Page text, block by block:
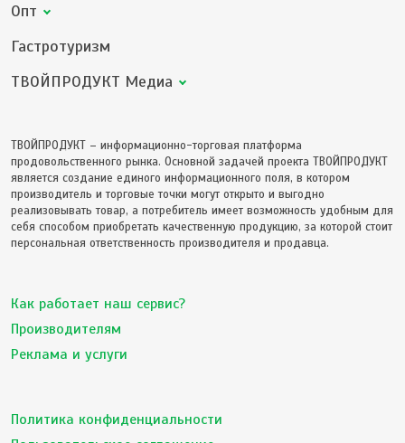
Опт
Гастротуризм
ТВОЙПРОДУКТ Медиа
ТВОЙПРОДУКТ – информационно-торговая платформа
продовольственного рынка. Основной задачей проекта ТВОЙПРОДУКТ
является создание единого информационного поля, в котором
производитель и торговые точки могут открыто и выгодно
реализовывать товар, а потребитель имеет возможность удобным для
себя способом приобретать качественную продукцию, за которой стоит
персональная ответственность производителя и продавца.
Как работает наш сервис?
Производителям
Реклама и услуги
Политика конфиденциальности